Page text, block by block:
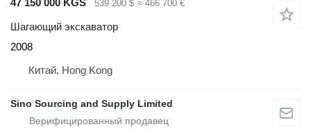
47 150 000 KGS
539 200 $ ≈ 466 700 €
Шагающий экскаватор
2008
Китай, Hong Kong
Sino Sourcing and Supply Limited